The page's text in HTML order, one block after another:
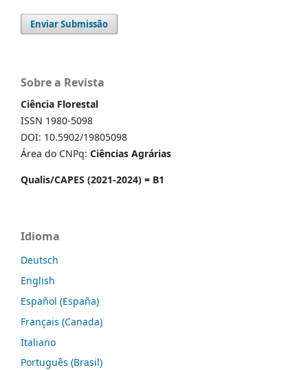
Enviar Submissão
Sobre a Revista
Ciência Florestal
ISSN 1980-5098
DOI: 10.5902/19805098
Área do CNPq: Ciências Agrárias
Qualis/CAPES (2021-2024) = B1
Idioma
Deutsch
English
Español (España)
Français (Canada)
Italiano
Português (Brasil)